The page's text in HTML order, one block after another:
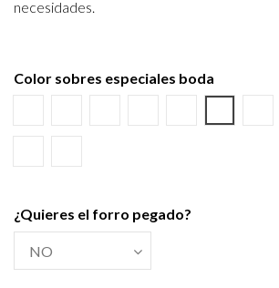
necesidades.
Color sobres especiales boda
¿Quieres el forro pegado?